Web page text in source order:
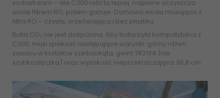
sodastream – ale C300 robi to lepiej: najpierw oczyszcza
wodę filtrem RO, potem gazuje. Domowa woda musująca z
filtra RO – czysta, orzeźwiająca i bez plastiku.
Butla CO₂ nie jest dołączona. Aby butla była kompatybilna z
C300, musi spełniać następujące warunki: górny rdzeń
zaworu w kształcie sześciokąta, gwint TR21X4 (nie
szybkozłączka) oraz wysokość nieprzekraczająca 36,8 cm.